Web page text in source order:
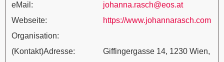
eMail:
johanna.rasch@eos.at
Webseite:
https://www.johannarasch.com
Organisation:
(Kontakt)Adresse:
Giffingergasse 14, 1230 Wien,